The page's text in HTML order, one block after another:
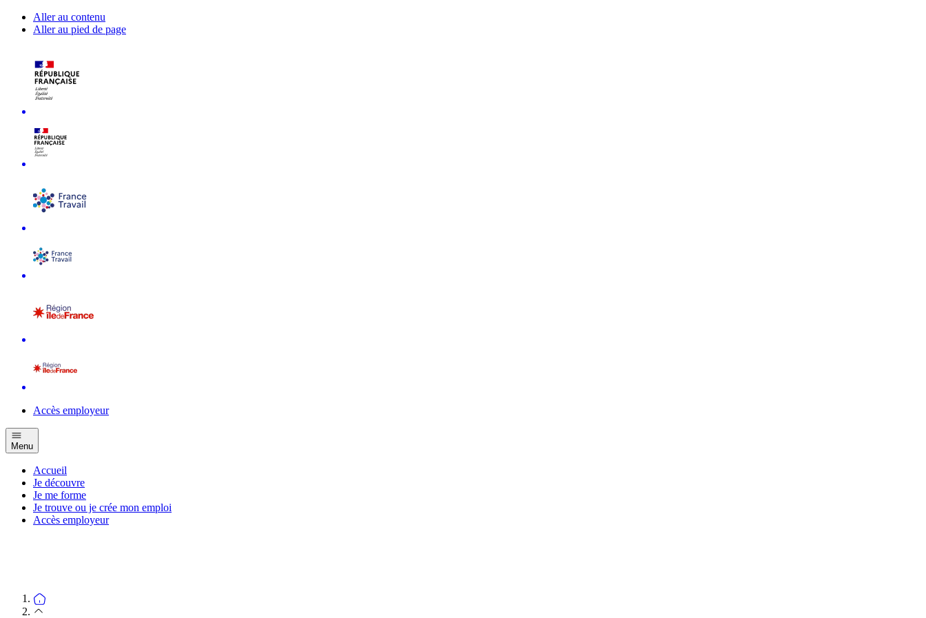
Aller au contenu
Aller au pied de page
Accès employeur
Menu
Accueil
Je découvre
Je me forme
Je trouve ou je crée mon emploi
Accès employeur